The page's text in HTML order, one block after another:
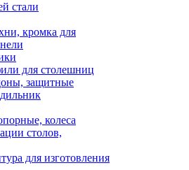
стали
кромка для
для столешниц
защитные
колеса
столов,
для изготовления